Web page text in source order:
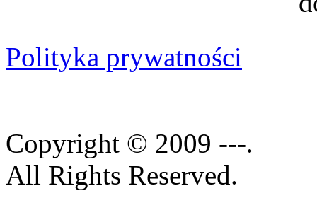
Polityka prywatności
Copyright © 2009 ---.
All Rights Reserved.